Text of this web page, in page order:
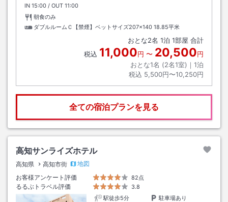
IN チェックイン
15:00 / OUT チェックアウト
11:00
朝食のみ
ダブルルームＣ【禁煙】ベットサイズ207×140 18.85平米
おとな2名 1泊 1部屋 合計
税込 11,000円 〜 20,500円
おとな1名 (2名1室)｜ 1泊
税込 5,500円〜10,250円
全ての宿泊プランを見る
高知サンライズホテル
高知県 高知市街
地図
お客様アンケート評価
82点
るるぶトラベル評価
3.8
駅徒歩5分
駐車場あり